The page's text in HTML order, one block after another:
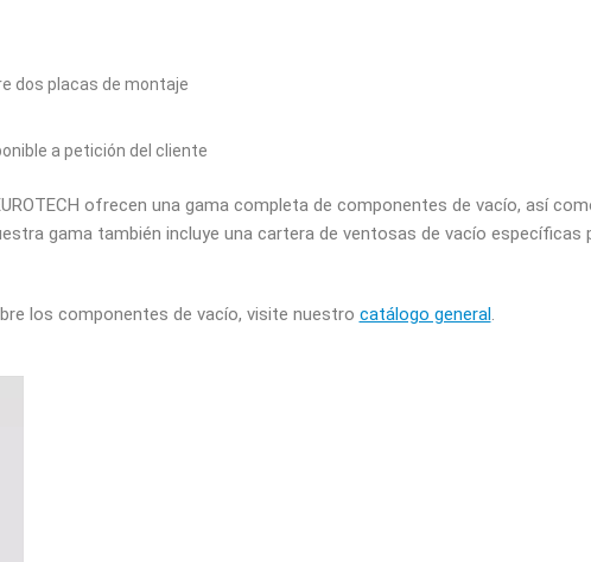
dos placas de montaje
a petición del cliente
ofrecen una gama completa de componentes de vacío, así
gama también incluye una cartera de ventosas de vacío específicas
los componentes de vacío, visite nuestro catálogo general.